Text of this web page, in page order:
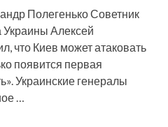
Полегенько Советник
Украины Алексей
что Киев может атаковать
появится первая
Украинские генералы
…